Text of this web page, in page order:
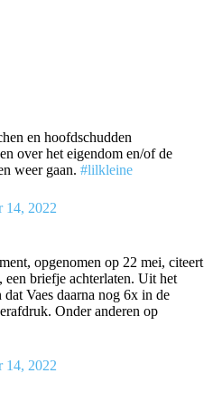
en hoofdschudden
over het eigendom en/of de
weer gaan. #lilkleine
14, 2022
opgenomen op 22 mei, citeert
een briefje achterlaten. Uit het
Vaes daarna nog 6x in de
Onder anderen op
14, 2022